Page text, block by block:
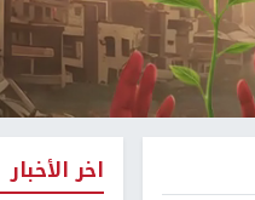
اخر الأخبار